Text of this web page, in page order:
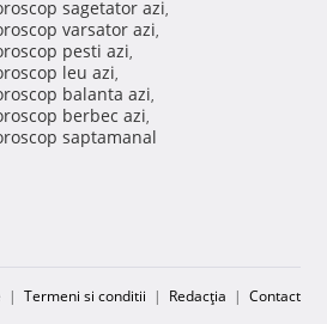
sagetator azi,
varsator azi,
pesti azi,
leu azi,
balanta azi,
berbec azi,
saptamanal
| Termeni si conditii | Redacţia | Contact